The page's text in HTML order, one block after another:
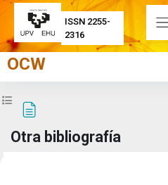
ISSN 2255-
2316
Joan eduki nagusira zuzenean
OCW
Zabaldu ikastaroaren aurkibidea
Otra bibliografía